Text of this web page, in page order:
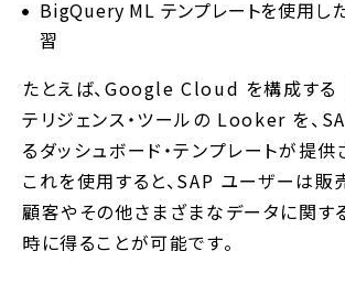
BigQuery ML テンプレートを使用し
習
たとえば、Google Cloud を構成する
テリジェンス・ツールの Looker を、
るダッシュボード・テンプレートが提供
これを使用すると、SAP ユーザーは販
顧客やその他さまざまなデータに関す
時に得ることが可能です。